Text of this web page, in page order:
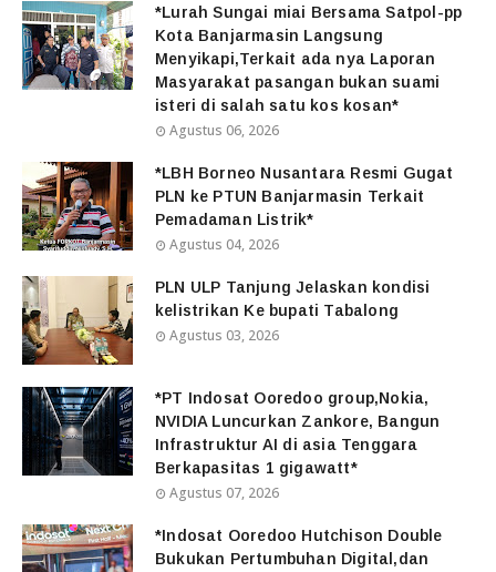
*Lurah Sungai miai Bersama Satpol-pp
Kota Banjarmasin Langsung
Menyikapi,Terkait ada nya Laporan
Masyarakat pasangan bukan suami
isteri di salah satu kos kosan*
Agustus 06, 2026
*LBH Borneo Nusantara Resmi Gugat
PLN ke PTUN Banjarmasin Terkait
Pemadaman Listrik*
Agustus 04, 2026
PLN ULP Tanjung Jelaskan kondisi
kelistrikan Ke bupati Tabalong
Agustus 03, 2026
*PT Indosat Ooredoo group,Nokia,
NVIDIA Luncurkan Zankore, Bangun
Infrastruktur AI di asia Tenggara
Berkapasitas 1 gigawatt*
Agustus 07, 2026
*Indosat Ooredoo Hutchison Double
Bukukan Pertumbuhan Digital,dan